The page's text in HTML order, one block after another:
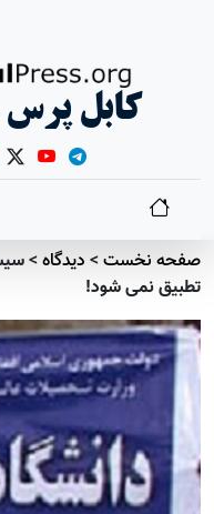
کابل پرس
صفحه نخست> دیدگاه>
تطبیق نمی شود!